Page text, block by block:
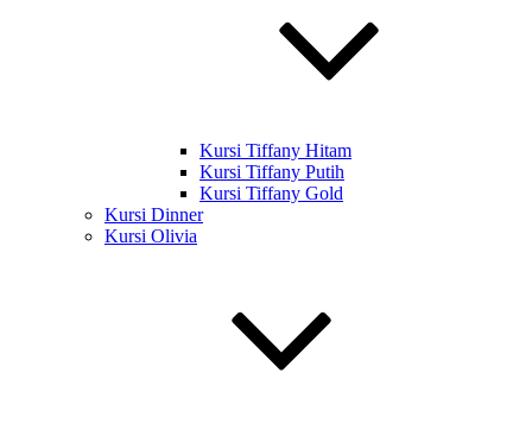
Kursi Tiffany Hitam
Kursi Tiffany Putih
Kursi Tiffany Gold
Kursi Dinner
Kursi Olivia